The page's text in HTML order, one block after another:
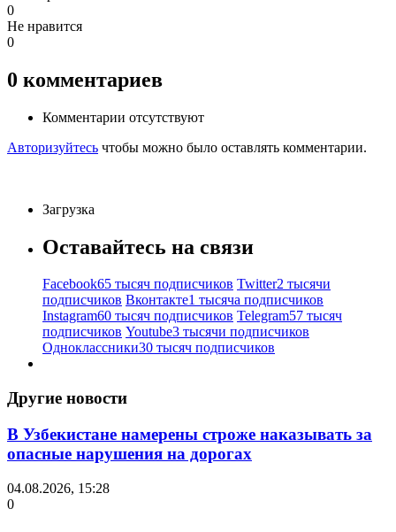
0
Не нравится
0
0 комментариев
Комментарии отсутствуют
Авторизуйтесь чтобы можно было оставлять комментарии.
Загрузка
Оставайтесь на связи
Facebook65 тысяч подписчиков Twitter2 тысячи
подписчиков Вконтакте1 тысяча подписчиков
Instagram60 тысяч подписчиков Telegram57 тысяч
подписчиков Youtube3 тысячи подписчиков
Одноклассники30 тысяч подписчиков
Другие новости
В Узбекистане намерены строже наказывать за
опасные нарушения на дорогах
04.08.2026, 15:28
0